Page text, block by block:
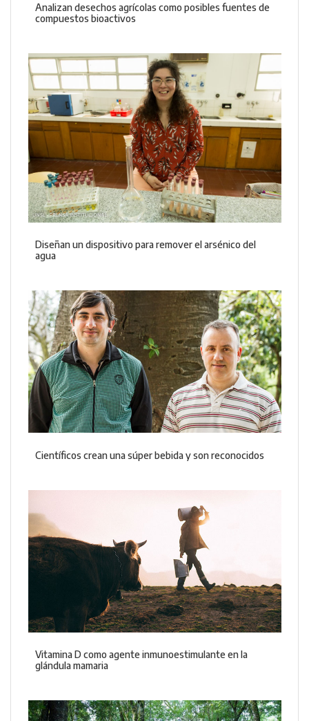
Analizan desechos agrícolas como posibles fuentes de
compuestos bioactivos
Diseñan un dispositivo para remover el arsénico del
agua
Científicos crean una súper bebida y son reconocidos
Vitamina D como agente inmunoestimulante en la
glándula mamaria